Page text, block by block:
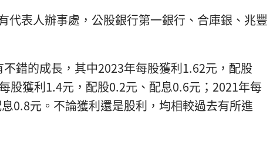
代表人辦事處，公股銀行第一銀行、合庫銀、兆豐
錯的成長，其中2023年每股獲利1.62元，配股
股獲利1.4元，配股0.2元、配息0.6元；2021年每
0.8元。不論獲利還是股利，均相較過去有所進